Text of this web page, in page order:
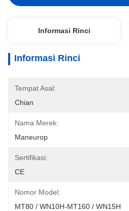
Informasi Rinci
Informasi Rinci
Tempat Asal:
Chian
Nama Merek:
Maneurop
Sertifikasi:
CE
Nomor Model:
MT80 / WN10H-MT160 / WN15H